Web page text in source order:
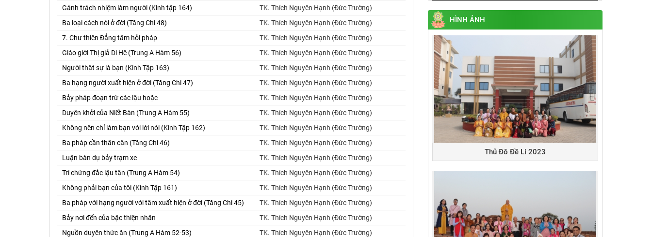
Gánh trách nhiệm làm người (Kinh tập 164)
TK. Thích Nguyên Hạnh (Đức Trường)
Ba loại cách nói ở đời (Tăng Chi 48)
TK. Thích Nguyên Hạnh (Đức Trường)
7. Chư thiên Đẳng tâm hỏi pháp
TK. Thích Nguyên Hạnh (Đức Trường)
Giáo giới Thị giả Di Hê (Trung A Hàm 56)
TK. Thích Nguyên Hạnh (Đức Trường)
Người thật sự là bạn (Kinh Tập 163)
TK. Thích Nguyên Hạnh (Đức Trường)
Ba hạng người xuất hiện ở đời (Tăng Chi 47)
TK. Thích Nguyên Hạnh (Đức Trường)
Bảy pháp đoạn trừ các lậu hoặc
TK. Thích Nguyên Hạnh (Đức Trường)
Duyên khởi của Niết Bàn (Trung A Hàm 55)
TK. Thích Nguyên Hạnh (Đức Trường)
Không nên chỉ làm bạn với lời nói (Kinh Tập 162)
TK. Thích Nguyên Hạnh (Đức Trường)
Ba pháp cần thân cận (Tăng Chi 46)
TK. Thích Nguyên Hạnh (Đức Trường)
Luận bàn dụ bảy trạm xe
TK. Thích Nguyên Hạnh (Đức Trường)
Trí chứng đắc lậu tận (Trung A Hàm 54)
TK. Thích Nguyên Hạnh (Đức Trường)
Không phải bạn của tôi (Kinh Tập 161)
TK. Thích Nguyên Hạnh (Đức Trường)
Ba pháp với hạng người với tâm xuất hiện ở đời (Tăng Chi 45)
TK. Thích Nguyên Hạnh (Đức Trường)
Bảy nơi đến của bậc thiện nhân
TK. Thích Nguyên Hạnh (Đức Trường)
Nguồn duyên thức ăn (Trung A Hàm 52-53)
TK. Thích Nguyên Hạnh (Đức Trường)
fullscreen
HÌNH ẢNH
Thủ Đô Đề Li 2023